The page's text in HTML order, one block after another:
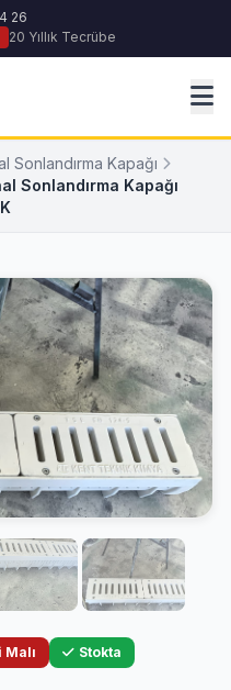
26
20 Yıllık Tecrübe
Sonlandırma Kapağı
Sonlandırma Kapağı
Malı Stokta